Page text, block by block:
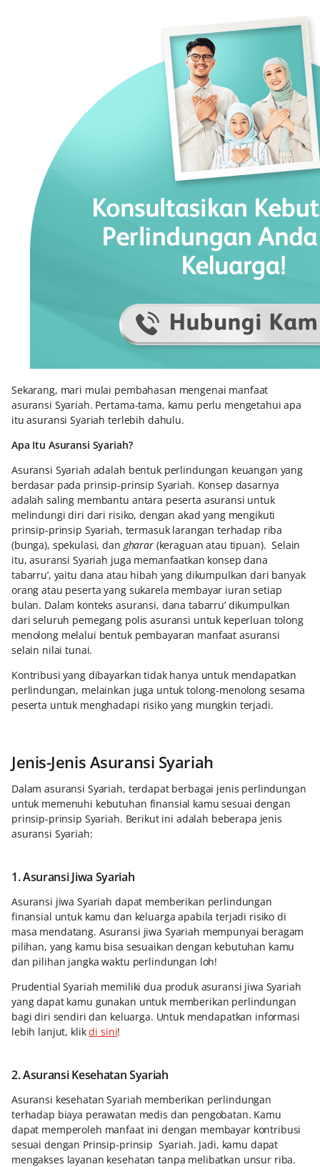
Sekarang, mari mulai pembahasan mengenai manfaat
asuransi Syariah. Pertama-tama, kamu perlu mengetahui apa
itu asuransi Syariah terlebih dahulu.
Apa Itu Asuransi Syariah?
Asuransi Syariah adalah bentuk perlindungan keuangan yang
berdasar pada prinsip-prinsip Syariah. Konsep dasarnya
adalah saling membantu antara peserta asuransi untuk
melindungi diri dari risiko, dengan akad yang mengikuti
prinsip-prinsip Syariah, termasuk larangan terhadap riba
(bunga), spekulasi, dan gharar(keraguan atau tipuan). Selain
itu, asuransi Syariah juga memanfaatkan konsep dana
tabarru’, yaitu dana atau hibah yang dikumpulkan dari banyak
orang atau peserta yang sukarela membayar iuran setiap
bulan. Dalam konteks asuransi, dana tabarru’ dikumpulkan
dari seluruh pemegang polis asuransi untuk keperluan tolong
menolong melalui bentuk pembayaran manfaat asuransi
selain nilai tunai.
Kontribusi yang dibayarkan tidak hanya untuk mendapatkan
perlindungan, melainkan juga untuk tolong-menolong sesama
peserta untuk menghadapi risiko yang mungkin terjadi.
Jenis-Jenis Asuransi Syariah
Dalam asuransi Syariah, terdapat berbagai jenis perlindungan
untuk memenuhi kebutuhan finansial kamu sesuai dengan
prinsip-prinsip Syariah. Berikut ini adalah beberapa jenis
asuransi Syariah:
1. Asuransi Jiwa Syariah
Asuransi jiwa Syariah dapat memberikan perlindungan
finansial untuk kamu dan keluarga apabila terjadi risiko di
masa mendatang. Asuransi jiwa Syariah mempunyai beragam
pilihan, yang kamu bisa sesuaikan dengan kebutuhan kamu
dan pilihan jangka waktu perlindungan loh!
Prudential Syariah memiliki dua produk asuransi jiwa Syariah
yang dapat kamu gunakan untuk memberikan perlindungan
bagi diri sendiri dan keluarga. Untuk mendapatkan informasi
lebih lanjut, klikdi sini!
2. Asuransi Kesehatan Syariah
Asuransi kesehatan Syariah memberikan perlindungan
terhadap biaya perawatan medis dan pengobatan. Kamu
dapat memperoleh manfaat ini dengan membayar kontribusi
sesuai dengan Prinsip-prinsip Syariah. Jadi, kamu dapat
mengakses layanan kesehatan tanpa melibatkan unsur riba.